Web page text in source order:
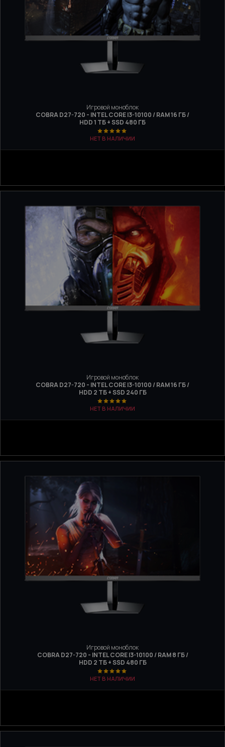
Игровой моноблок
COBRA D27-720 - INTEL CORE I3-10100 / RAM 16 ГБ /
HDD 1 ТБ + SSD 480 ГБ
НЕТ В НАЛИЧИИ
Игровой моноблок
COBRA D27-720 - INTEL CORE I3-10100 / RAM 16 ГБ /
HDD 2 ТБ + SSD 240 ГБ
НЕТ В НАЛИЧИИ
Игровой моноблок
COBRA D27-720 - INTEL CORE I3-10100 / RAM 8 ГБ /
HDD 2 ТБ + SSD 480 ГБ
НЕТ В НАЛИЧИИ